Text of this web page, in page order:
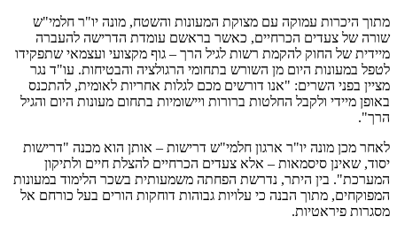
מתוך היכרות עמוקה עם מצוקת המעונות והשטח, מונה יו"ר חלמי"ש
שורה של צעדים הכרחיים, כאשר בראשם עומדת הדרישה להעברה
מיידית של החוק להקמת רשות לגיל הרך – גוף מקצועי ועצמאי שתפקידו
לטפל במעונות היום מן השורש בתחומי הרגולציה והבטיחות. עו"ד נגר
מציין בפני השרים: "אנו דורשים מכם לגלות אחריות לאומית, להתכנס
באופן מיידי ולקבל החלטות ברורות ויישומיות בתחום מעונות היום והגיל
הרך".
לאחר מכן מונה יו"ר ארגון חלמי"ש דרישות – אותן הוא מכנה "דרישות
יסוד, שאינן סיסמאות – אלא צעדים הכרחיים להצלת חיים ולתיקון
המערכת". בין היתר, נדרשת הפחתה משמעותית בשכר הלימוד במעונות
המפוקחים, מתוך הבנה כי עלויות גבוהות דוחקות הורים בעל כורחם אל
מסגרות פיראטיות.